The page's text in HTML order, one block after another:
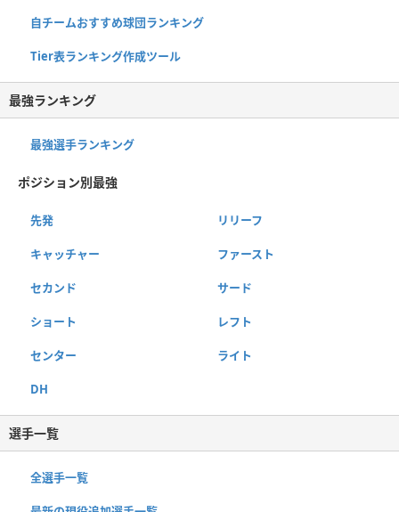
自チームおすすめ球団ランキング
Tier表ランキング作成ツール
最強ランキング
最強選手ランキング
ポジション別最強
先発 リリーフ
キャッチャー ファースト
セカンド サード
ショート レフト
センター ライト
DH
選手一覧
全選手一覧